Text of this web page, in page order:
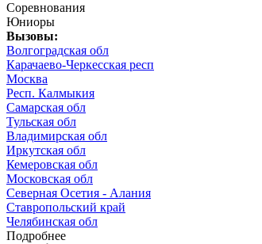
Соревнования
Юниоры
Вызовы:
Волгоградская обл
Карачаево-Черкесская респ
Москва
Респ. Калмыкия
Самарская обл
Тульская обл
Владимирская обл
Иркутская обл
Кемеровская обл
Московская обл
Северная Осетия - Алания
Ставропольский край
Челябинская обл
Подробнее